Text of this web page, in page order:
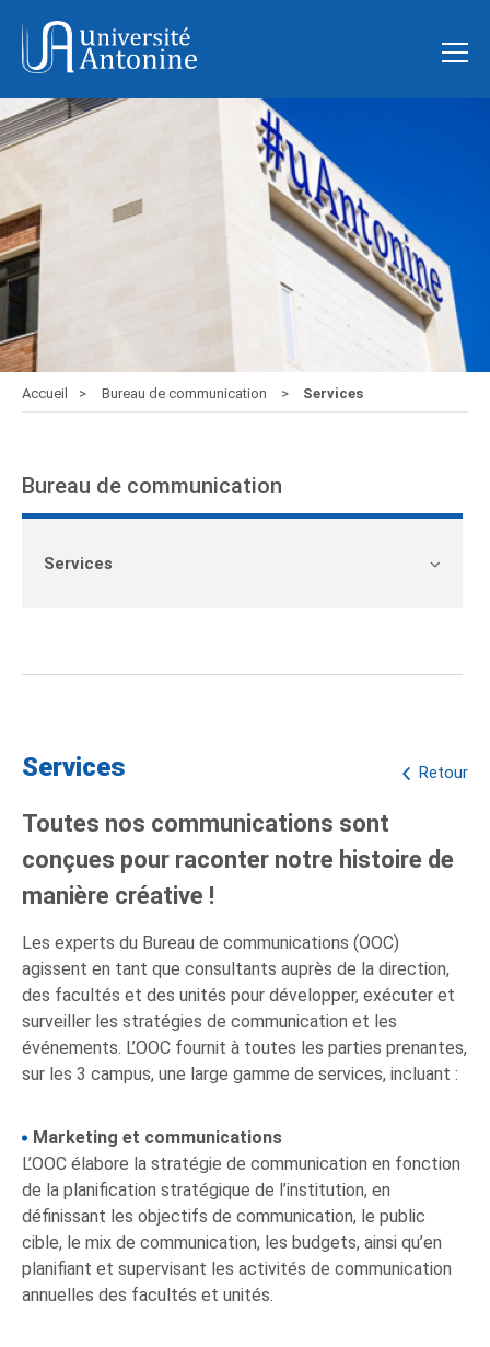
Accueil Bureau de communication Services
Bureau de communication
Services
Retour
Services
Toutes nos communications sont
conçues pour raconter notre histoire de
manière créative !
Les experts du Bureau de communications (OOC)
agissent en tant que consultants auprès de la direction,
des facultés et des unités pour développer, exécuter et
surveiller les stratégies de communication et les
événements. L’OOC fournit à toutes les parties prenantes,
sur les 3 campus, une large gamme de services, incluant :
Marketing et communications
L’OOC élabore la stratégie de communication en fonction
de la planification stratégique de l’institution, en
définissant les objectifs de communication, le public
cible, le mix de communication, les budgets, ainsi qu’en
planifiant et supervisant les activités de communication
annuelles des facultés et unités.